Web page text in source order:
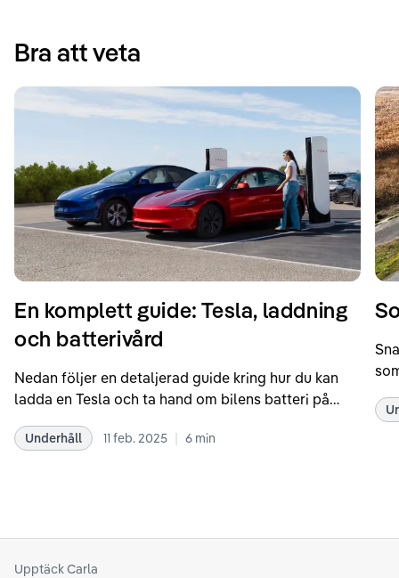
Bra att veta
En komplett guide: Tesla, laddning
och batterivård
Nedan följer en detaljerad guide kring hur du kan
ladda en Tesla och ta hand om bilens batteri på
rekommendationer samt våra egna erfarenheter
Underhåll 11 feb. 2025 | 6 min
att
Upptäck Carla